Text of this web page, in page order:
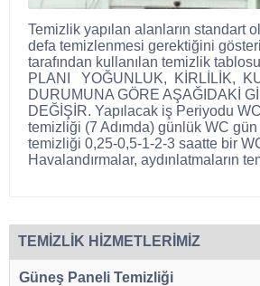
Temizlik yapılan alanların standart
defa temizlenmesi gerektiğini
tarafından kullanılan temizlik
PLANI YOĞUNLUK, KİRLİLİK,
DURUMUNA GÖRE AŞAĞIDAKİ
DEĞİŞİR. Yapılacak iş Periyodu
temizliği (7 Adımda) günlük WC
temizliği 0,25-0,5-1-2-3 saatte bir
Havalandırmalar, aydınlatmaların
TEMİZLİK HİZMETLERİMİZ
Güneş Paneli Temizliği